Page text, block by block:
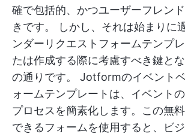
確で包括的、かつユーザーフレン
きです。 しかし、それは始まりに
ンダーリクエストフォームテンプ
たは作成する際に考慮すべき鍵と
の通りです。
Jotformのイベント
ォームテンプレートは、イベント
プロセスを簡素化します。この無
できるフォームを使用すると、ビ